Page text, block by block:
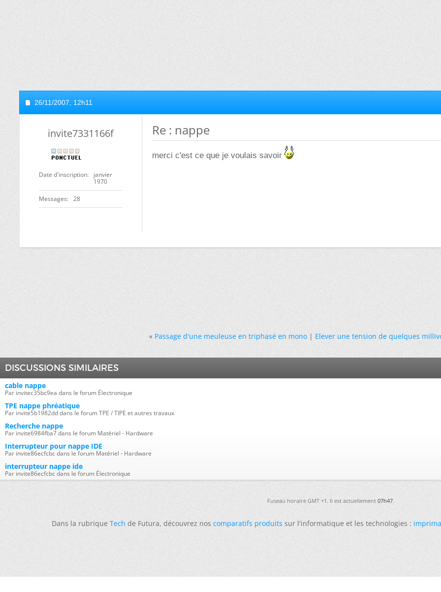
26/11/2007, 12h11
invite7331166f
Date d'inscription
janvier
1970
Messages 28
Re : nappe
merci c'est ce que je voulais savoir
« Passage d'une meuleuse en triphasé en mono|Elever une tension de quelques
DISCUSSIONS SIMILAIRES
cable nappe
Par invitec35bc9ea dans le forum Électronique
TPE nappe phréatique
Par invite5b1982dd dans le forum TPE / TIPE et autres travaux
Recherche nappe
Par invite6984fba7 dans le forum Matériel - Hardware
Interrupteur pour nappe IDE
Par invite86ecfcbc dans le forum Matériel - Hardware
interrupteur nappe ide
Par invite86ecfcbc dans le forum Électronique
Fuseau horaire GMT +1. Il est actuellement07h47.
Dans la rubriqueTechde Futura, découvrez noscomparatifs produitssur l'informatique et les technologies :